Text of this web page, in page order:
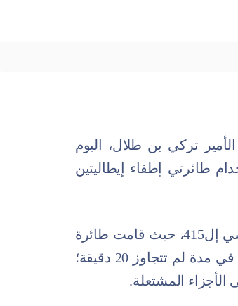
تركي بن طلال، اليوم
طائرتي إطفاء إيطاليتين
وجاءت الافتراضية باستخدام طائرات من نوع كنداير سي إل415، حيث قامت طائرة
بسحب المياه من سد وادي بيش التابع لمنطقة جازان في مدة لم تتجاوز 20 دقيقة؛
المشتعلة.